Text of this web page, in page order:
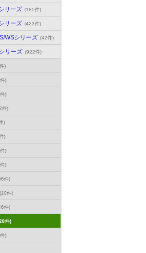
リーズ (185件)
リーズ (423件)
WSシリーズ (42件)
リーズ (922件)
)
)
)
件)
)
)
)
)
件)
(10件)
件)
件)
)